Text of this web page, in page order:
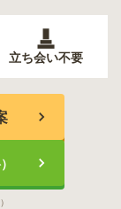
立ち会い不要